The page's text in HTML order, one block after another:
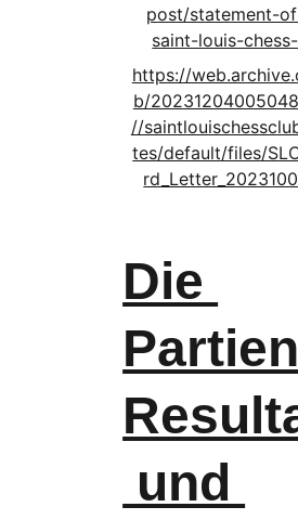
post/statement-
saint-louis-
https://
b/
//
tes/default/files/
Die
und